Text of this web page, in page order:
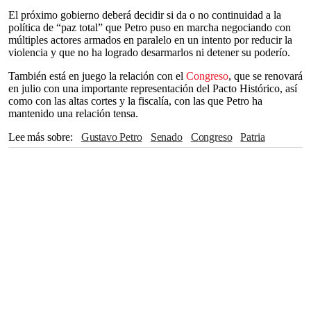
El próximo gobierno deberá decidir si da o no continuidad a la
política de “paz total” que Petro puso en marcha negociando con
múltiples actores armados en paralelo en un intento por reducir la
violencia y que no ha logrado desarmarlos ni detener su poderío.
También está en juego la relación con el Congreso, que se renovará
en julio con una importante representación del Pacto Histórico, así
como con las altas cortes y la fiscalía, con las que Petro ha
mantenido una relación tensa.
Lee más sobre
Gustavo Petro Senado Congreso
Patria